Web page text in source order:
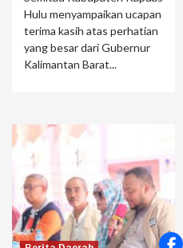
Hulu menyampaikan ucapan
terima kasih atas perhatian
yang besar dari Gubernur
Kalimantan Barat...